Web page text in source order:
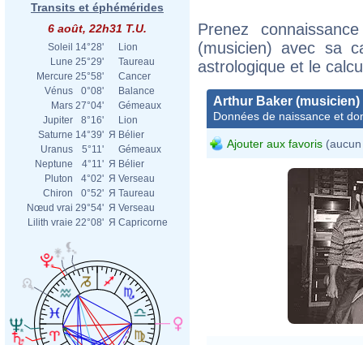
Transits et éphémérides
6 août, 22h31 T.U.
Soleil 14°28'
Lion
Lune 25°29'
Taureau
Mercure 25°58'
Cancer
Vénus
0°08'
Balance
Mars 27°04'
Gémeaux
Jupiter
8°16'
Lion
Saturne 14°39' Я Bélier
Uranus
5°11'
Gémeaux
Neptune
4°11' Я Bélier
Pluton
4°02' Я Verseau
Chiron
0°52' Я Taureau
Nœud vrai 29°54' Я Verseau
Lilith vraie 22°08' Я Capricorne
Prenez
(musicien) avec sa
astrologique et le
Arthur Baker (musicien)
Données de naissance et
Ajouter aux favoris